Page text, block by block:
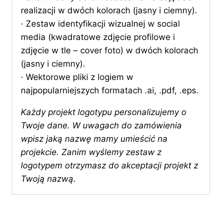
realizacji w dwóch kolorach (jasny i ciemny).
· Zestaw identyfikacji wizualnej w social
media (kwadratowe zdjęcie profilowe i
zdjęcie w tle – cover foto) w dwóch kolorach
(jasny i ciemny).
· Wektorowe pliki z logiem w
najpopularniejszych formatach .ai, .pdf, .eps.
Każdy projekt logotypu personalizujemy o
Twoje dane. W uwagach do zamówienia
wpisz jaką nazwę mamy umieścić na
projekcie. Zanim wyślemy zestaw z
logotypem otrzymasz do akceptacji projekt z
Twoją nazwą.